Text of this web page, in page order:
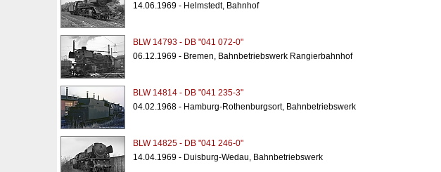
14.06.1969 - Helmstedt, Bahnhof
BLW 14793 - DB "041 072-0"
06.12.1969 - Bremen, Bahnbetriebswerk Rangierbahnhof
BLW 14814 - DB "041 235-3"
04.02.1968 - Hamburg-Rothenburgsort, Bahnbetriebswerk
BLW 14825 - DB "041 246-0"
14.04.1969 - Duisburg-Wedau, Bahnbetriebswerk